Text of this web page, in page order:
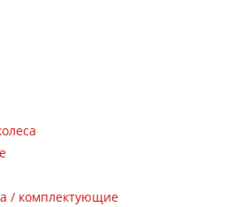
/ комплектующие